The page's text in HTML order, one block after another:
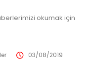
okumak için
03/08/2019